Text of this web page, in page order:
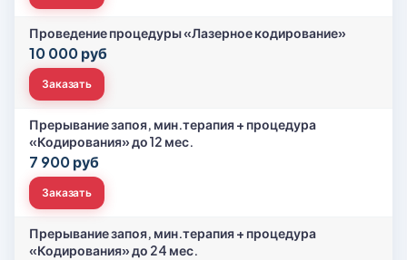
Проведение процедуры «Лазерное кодирование»
10 000 руб
Заказать
Прерывание запоя, мин.терапия + процедура
«Кодирования» до 12 мес.
7 900 руб
Заказать
Прерывание запоя, мин.терапия + процедура
«Кодирования» до 24 мес.